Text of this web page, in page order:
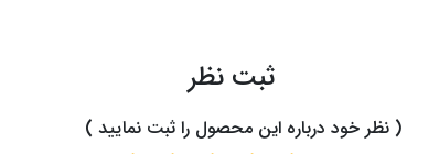
ثبت نظر
( نظر خود درباره این محصول را ثبت نمایید )